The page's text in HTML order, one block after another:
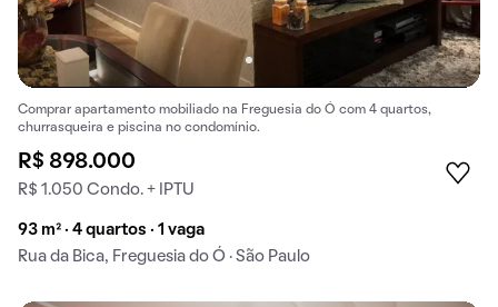
Comprar apartamento mobiliado na Freguesia do Ó com 4 quartos,
churrasqueira e piscina no condomínio.
R$ 898.000
R$ 1.050 Condo. + IPTU
93 m² · 4 quartos · 1 vaga
Rua da Bica, Freguesia do Ó · São Paulo